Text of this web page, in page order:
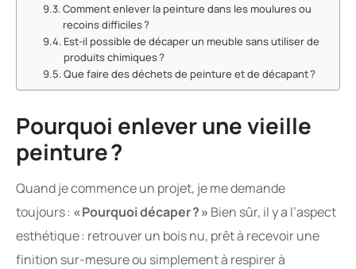
Comment enlever la peinture dans les moulures ou
recoins difficiles ?
Est-il possible de décaper un meuble sans utiliser de
produits chimiques ?
Que faire des déchets de peinture et de décapant ?
Pourquoi enlever une vieille
peinture ?
Quand je commence un projet, je me demande
toujours : « Pourquoi décaper ? » Bien sûr, il y a l’aspect
esthétique : retrouver un bois nu, prêt à recevoir une
finition sur-mesure ou simplement à respirer à